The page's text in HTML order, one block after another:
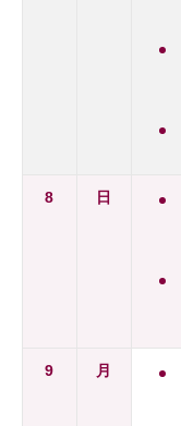
8 日
9 月